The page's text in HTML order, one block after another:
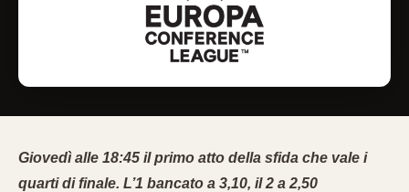
Giovedì alle 18:45 il primo atto della sfida che vale i
quarti di finale. L’1 bancato a 3,10, il 2 a 2,50